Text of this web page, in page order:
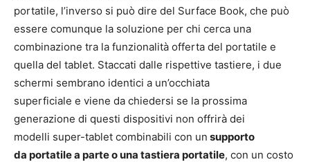
portatile, l’inverso si può dire del Surface Book, che può
essere comunque la soluzione per chi cerca una
combinazione tra la funzionalità offerta del portatile e
quella del tablet. Staccati dalle rispettive tastiere, i due
schermi sembrano identici a un’occhiata
superficiale e viene da chiedersi se la prossima
generazione di questi dispositivi non offrirà dei
modelli super-tablet combinabili con un supporto
da portatile a parte o una tastiera portatile, con un costo